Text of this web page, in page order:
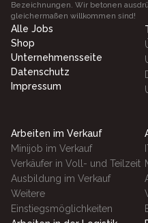
Bezeichnungen. Wir betonen
gleichermaßen willkommen sind!
Alle Jobs
Shop
Unternehmensseite
Datenschutz
Impressum
Arbeiten im Verkauf
Minijob im Verkauf
Verkäufer in Voll- und Teilzeit
Ausbildung im Verkauf
Weitere
Einstiegsmöglichkeiten